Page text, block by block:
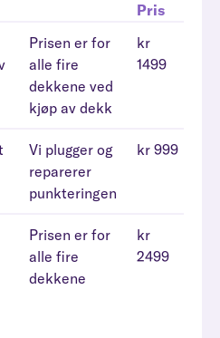
Pris
Prisen er for
alle fire
dekkene ved
kjøp av dekk
kr
1499
Vi plugger og
reparerer
punkteringen
kr 999
Prisen er for
alle fire
dekkene
kr
2499